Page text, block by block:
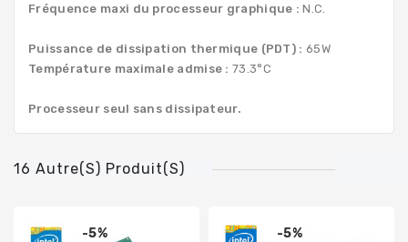
Fréquence maxi du processeur graphique : N.C.
Puissance de dissipation thermique (PDT) : 65W
Température maximale admise : 73.3°C
Processeur seul sans dissipateur.
16 Autre(s) Produit(s)
-5% -5%